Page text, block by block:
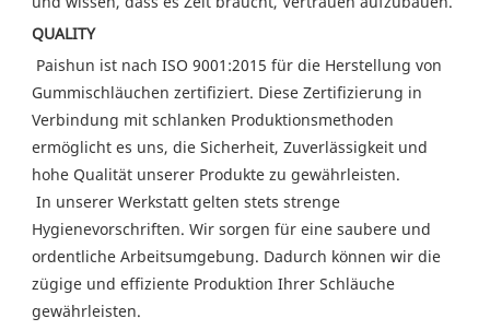
QUALITY
Gummischläuchen zertifiziert. Diese Zertifizierung in
Verbindung mit schlanken Produktionsmethoden
ermöglicht es uns, die Sicherheit, Zuverlässigkeit und
hohe Qualität unserer Produkte zu gewährleisten.
Hygienevorschriften. Wir sorgen für eine saubere und
ordentliche Arbeitsumgebung. Dadurch können wir die
zügige und effiziente Produktion Ihrer Schläuche
gewährleisten.